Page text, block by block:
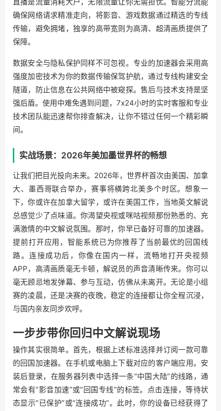
确保网络请求精准走向，将影音、游戏数据通过精选的专线
传输，避免拥堵，独享的高带宽则为高清、超清画质提供了
保障。
数据安全与隐私保护同样不可忽视。专业的加速器会采用高
强度加密技术为你的数据传输保驾护航，通过专线构建安全
隧道，防止信息在公共网络中被窥探。售后与技术支持是坚
强后盾。使用中难免遇到问题，7x24小时的实时客服和专业
技术团队能迅速帮你排查解决，让你不错过任何一个精彩瞬
间。
实战场景：2026年美加墨世界杯的畅想
让我们把目光投向未来。2026年，世界杯首次由美国、加拿
大、墨西哥联合举办，赛事将横跨北美多个时区。想象一
下，你或许在加拿大留学，或许在美国工作，当地英文解说
总感觉少了点味道。你渴望央视或咪咕视频那份熟悉的、充
满激情的中文解说氛围。那时，你早已备好可靠的加速器。
提前打开应用，智能系统已为你推荐了当前最优的回国线
路。连接成功后，你像在国内一样，流畅地打开央视频
APP，高清画质毫无卡顿，解说员的声音清晰传来。你可以
毫无顾忌地发弹幕、参与互动，仿佛从未离开。无论是小组
赛的凌晨，还是决赛的夜晚，稳定的连接都让你全程沉浸，
与国内亲友同步欢呼。
一步步带你回归中文解说现场
操作其实很简单。首先，根据上述标准选择并订阅一款可靠
的回国加速器。在手机或电脑上下载对应的客户端应用。安
装后登录，在服务器列表中选择一条“中国大陆”的线路，通
常会有“影音加速”或“回国专线”的标签。点击连接，等待状
态显示“已保护”或“连接成功”。此时，你的设备已经获得了